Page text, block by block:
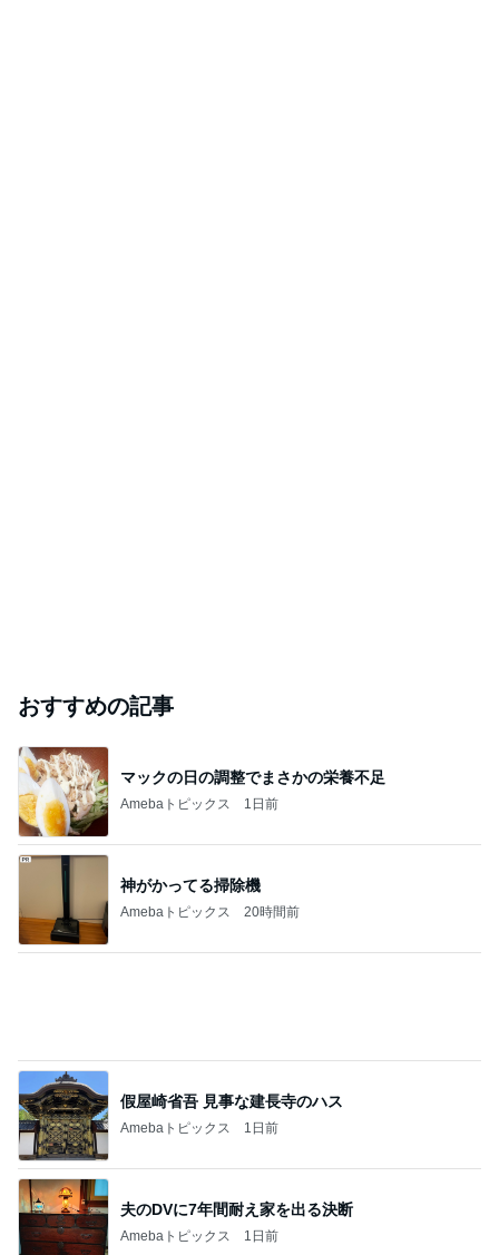
おすすめの記事
マックの日の調整でまさかの栄養不足
Amebaトピックス 1日前
神がかってる掃除機
Amebaトピックス 20時間前
假屋崎省吾 見事な建長寺のハス
Amebaトピックス 1日前
夫のDVに7年間耐え家を出る決断
Amebaトピックス 1日前